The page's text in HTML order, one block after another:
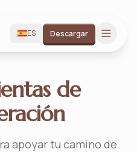
ES Descargar
de
apoyar tu camino de